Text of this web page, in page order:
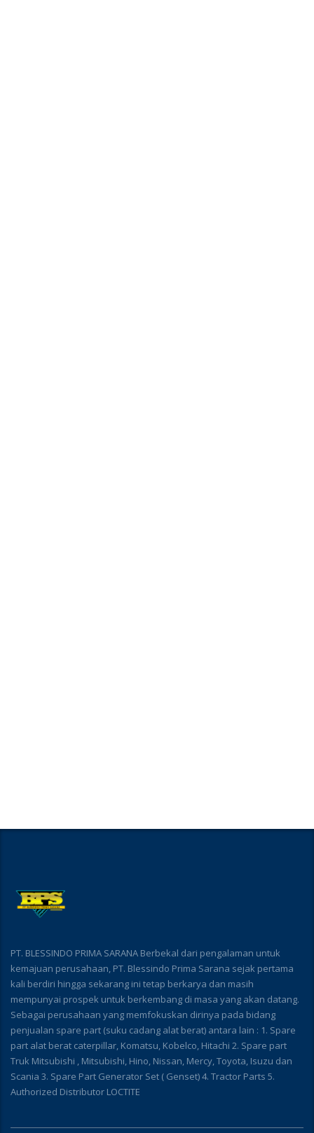
PT. BLESSINDO PRIMA SARANA Berbekal dari pengalaman untuk
kemajuan perusahaan, PT. Blessindo Prima Sarana sejak pertama
kali berdiri hingga sekarang ini tetap berkarya dan masih
mempunyai prospek untuk berkembang di masa yang akan datang.
Sebagai perusahaan yang memfokuskan dirinya pada bidang
penjualan spare part (suku cadang alat berat) antara lain : 1. Spare
part alat berat caterpillar, Komatsu, Kobelco, Hitachi 2. Spare part
Truk Mitsubishi , Mitsubishi, Hino, Nissan, Mercy, Toyota, Isuzu dan
Scania 3. Spare Part Generator Set ( Genset) 4. Tractor Parts 5.
Authorized Distributor LOCTITE